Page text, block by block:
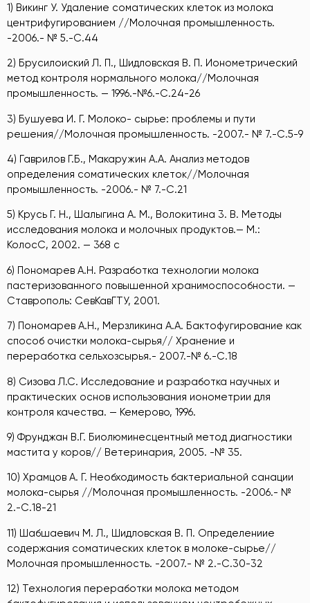
1) Викинг У. Удаление соматических клеток из молока
центрифугированием //Молочная промышленность.
-2006.- № 5.-С.44
2) Брусилоиский Л. П., Шидловская В. П. Ионометрический
метод контроля нормального молока//Молочная
промышленность. — 1996.-№6.-С.24-26
3) Бушуева И. Г. Молоко- сырье: проблемы и пути
решения//Молочная промышленность. -2007.- № 7.-С.5-9
4) Гаврилов Г.Б., Макаружин А.А. Анализ методов
определения соматических клеток//Молочная
промышленность. -2006.- № 7.-С.21
5) Крусь Г. Н., Шалыгина А. М., Волокитина 3. В. Методы
исследования молока и молочных продуктов.— М.:
КолосС, 2002. — 368 с
6) Пономарев А.Н. Разработка технологии молока
пастеризованного повышенной хранимоспособности. —
Ставрополь: СевКавГТУ, 2001.
7) Пономарев А.Н., Мерзликина А.А. Бактофугирование как
способ очистки молока-сырья// Хранение и
переработка сельхозсырья.- 2007.-№ 6.-С.18
8) Сизова Л.С. Исследование и разработка научных и
практических основ использования ионометрии для
контроля качества. — Кемерово, 1996.
9) Фрунджан В.Г. Биолюминесцентный метод диагностики
мастита у коров// Ветеринария, 2005. -№ 35.
10) Храмцов А. Г. Необходимость бактериальной санации
молока-сырья //Молочная промышленность. -2006.- №
2.-С.18-21
11) Шабшаевич М. Л., Шидловская В. П. Определениие
содержания соматических клеток в молоке-сырье//
Молочная промышленность. -2007.- № 2.-С.30-32
12) Технология переработки молока методом